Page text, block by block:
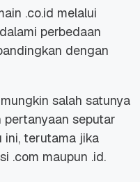
.co.id melalui
perbedaan
dengan
salah satunya
pertanyaan seputar
ini, terutama jika
.com maupun .id.